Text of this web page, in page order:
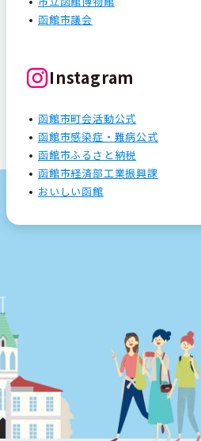
函館市議会
Instagram
函館市町会活動公式
函館市感染症・難病公式
函館市ふるさと納税
函館市経済部工業振興課
おいしい函館